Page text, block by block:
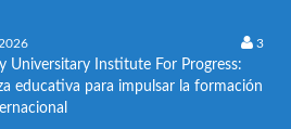
3
Universitary Institute For Progress:
educativa para impulsar la formación